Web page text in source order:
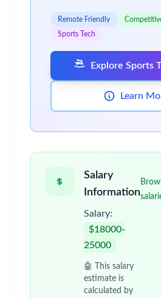
Remote Friendly
Sports Tech
Explore Sports
Learn
Salary
Information
Salary:
$18000-
25000
🤖 This salary
estimate is
calculated by